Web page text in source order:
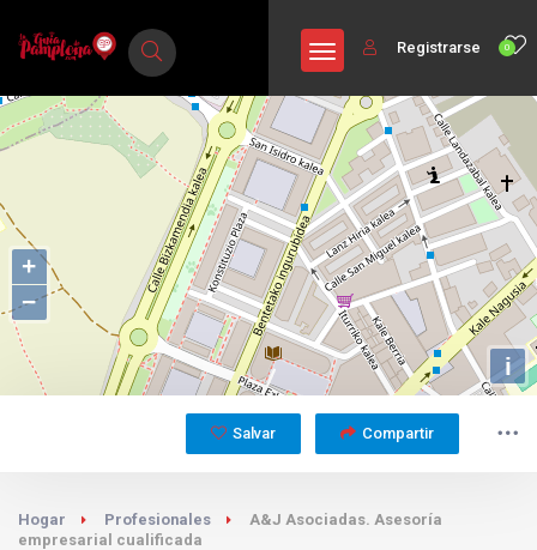
0
Registrarse
+
−
i
Salvar Compartir
Hogar Profesionales
A&J Asociadas. Asesoría
empresarial cualificada